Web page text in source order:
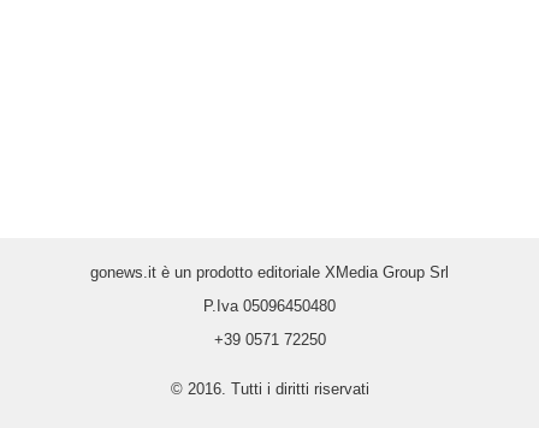
gonews.it è un prodotto editoriale XMedia Group Srl
P.Iva 05096450480
+39 0571 72250
© 2016. Tutti i diritti riservati